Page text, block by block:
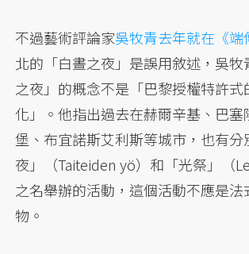
不過藝術評論家吳牧青去年就在《端
北的「白晝之夜」是誤用敘述，吳牧
之夜」的概念不是「巴黎授權特許式
化」。他指出過去在赫爾辛基、巴塞
堡、布宜諾斯艾利斯等城市，也有分
夜」（Taiteiden yö）和「光祭」（
之名舉辦的活動，這個活動不應是法
物。